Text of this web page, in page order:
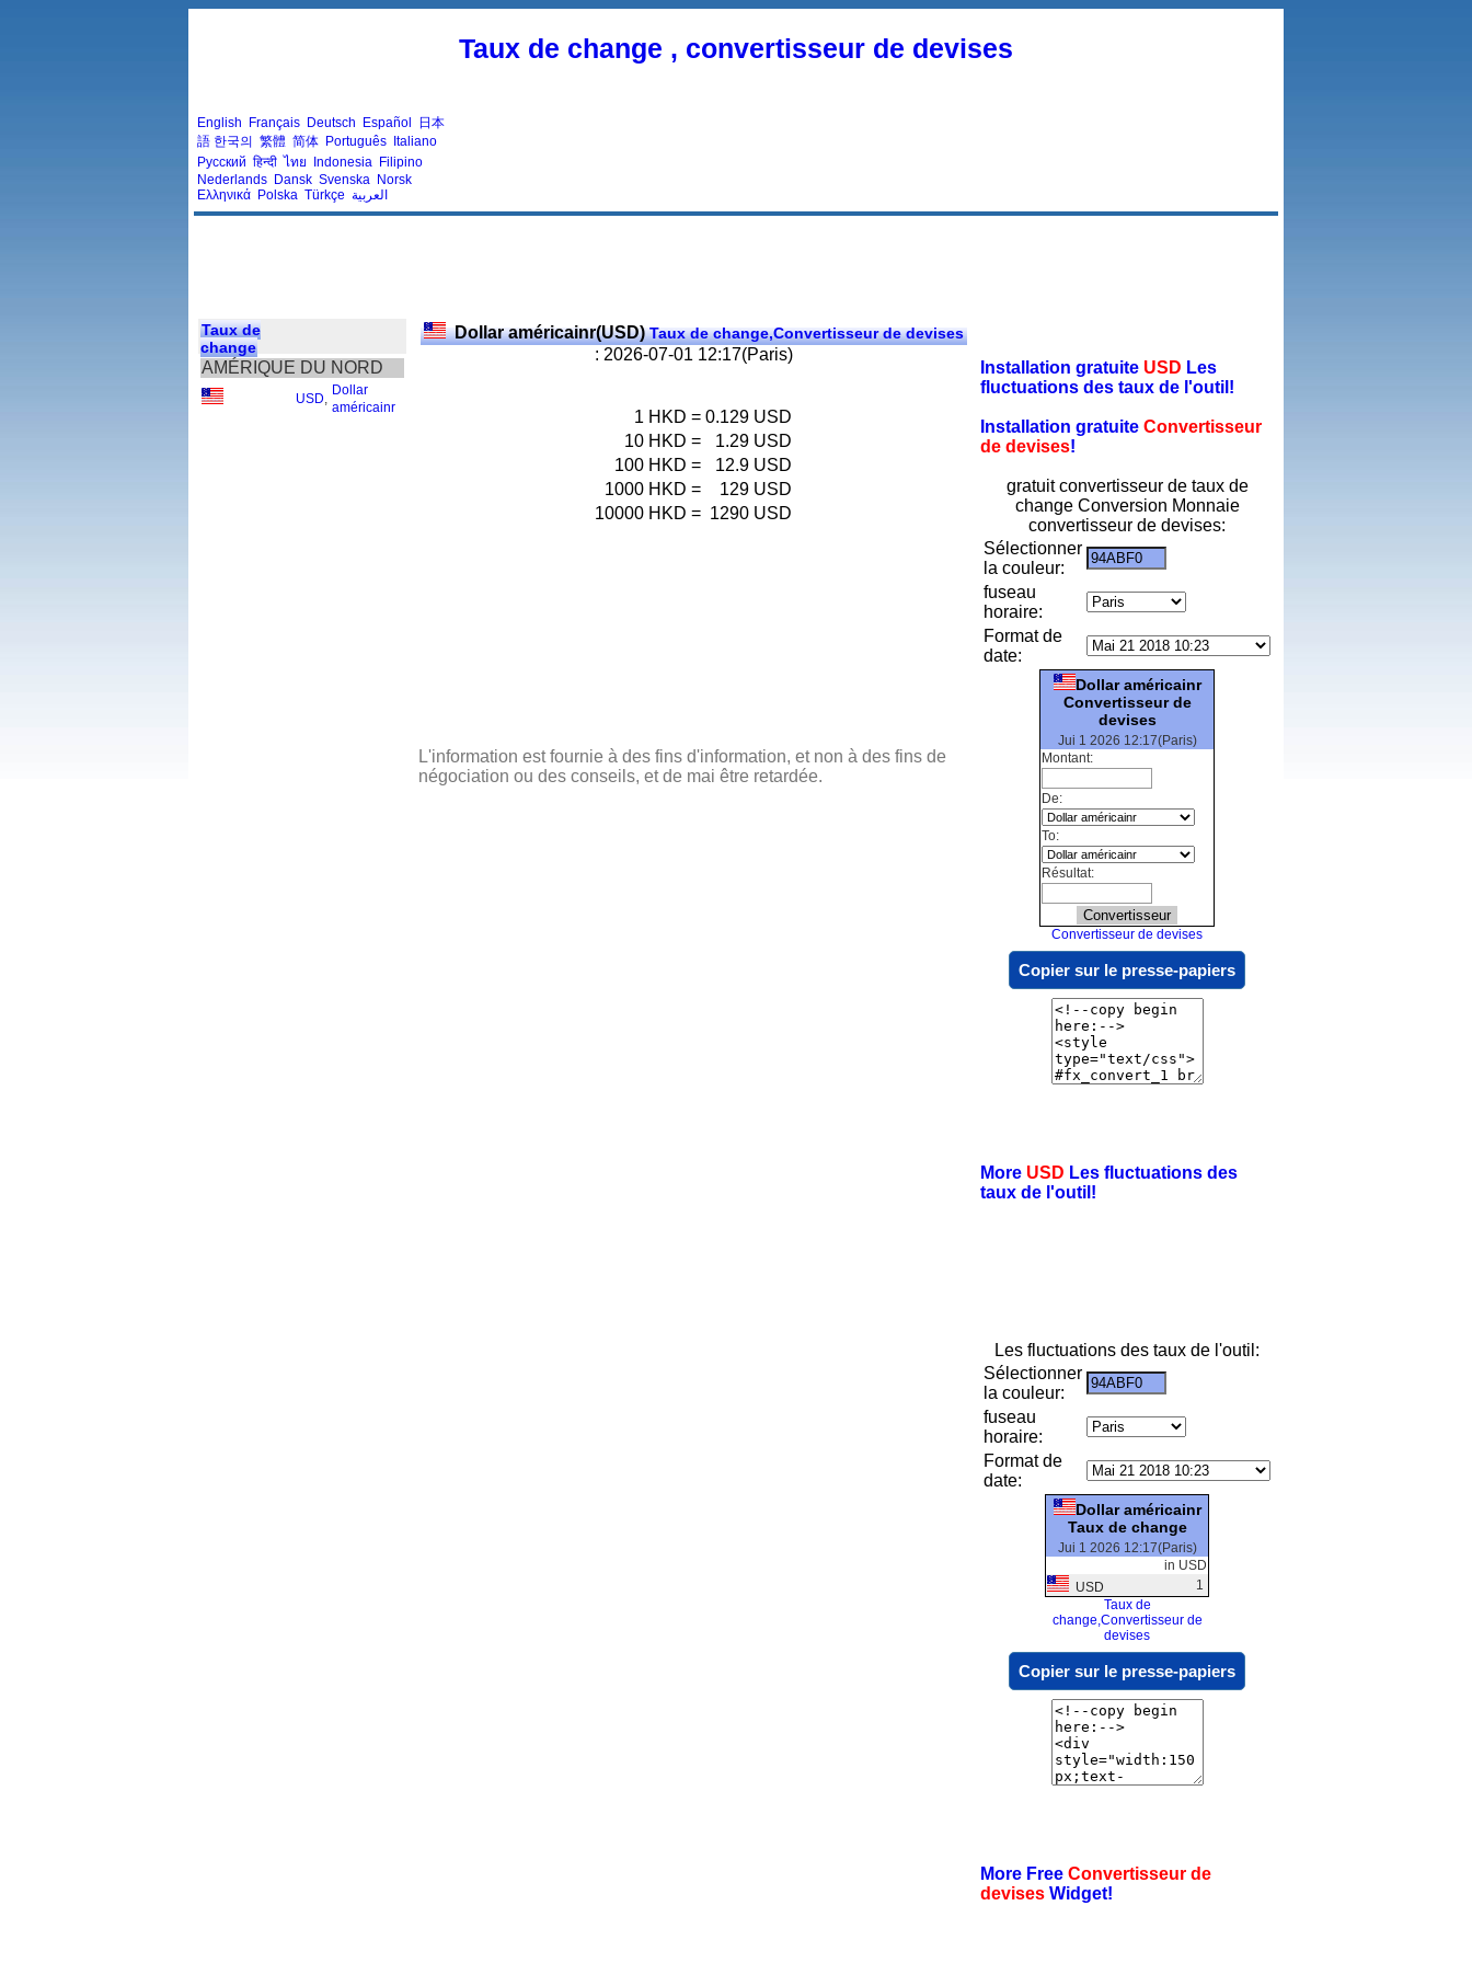
Taux de change , convertisseur de devises
English Français Deutsch Español
日本
語 한국의 繁體 简体 Português Italiano
Русский हिन्दी ไทย Indonesia Filipino
Nederlands Dansk Svenska Norsk
Ελληνικά Polska Türkçe العربية
Taux de
change
AMÉRIQUE DU NORD
USD
Dollar
américainr
Dollar américainr(USD)Taux de change,Convertisseur de devises
: 2026-07-01 12:17(Paris)
1 HKD = 0.129 USD
10 HKD = 1.29 USD
100 HKD = 12.9 USD
1000 HKD = 129 USD
10000 HKD = 1290 USD
L'information est fournie à des fins d'information, et non à des fins de
négociation ou des conseils, et de mai être retardée.
Installation gratuite USD Les
fluctuations des taux de l'outil!
Installation gratuite Convertisseur
de devises!
gratuit convertisseur de taux de
change Conversion Monnaie
convertisseur de devises:
Sélectionner
la couleur:
fuseau
horaire:
Format de
date:
Dollar américainr
Convertisseur de
devises
Jui 1 2026 12:17(Paris)
Montant:
De:
To:
Résultat:
Convertisseur de devises
Copier sur le presse-papiers
More USD Les fluctuations des
taux de l'outil!
Les fluctuations des taux de l'outil:
Sélectionner
la couleur:
fuseau
horaire:
Format de
date:
Dollar américainr
Taux de change
Jui 1 2026 12:17(Paris)
in USD
USD
1
Taux de
change,Convertisseur de
devises
Copier sur le presse-papiers
More Free Convertisseur de
devises Widget!